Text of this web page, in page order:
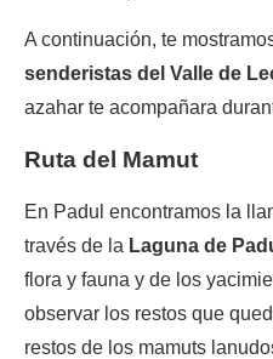
A continuación, te
senderistas del Valle de
azahar te acompañara
Ruta del Mamut
En Padul encontramos la
través de la Laguna de
flora y fauna y de los
observar los restos que
restos de los mamuts